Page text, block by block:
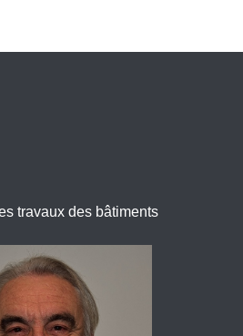
travaux des bâtiments